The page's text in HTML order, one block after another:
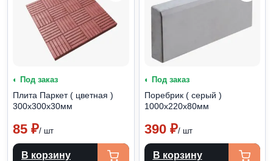
◐ Под заказ
Плита Паркет ( цветная )
300х300х30мм
85 ₽/ шт
В корзину
◐ Под заказ
Поребрик ( серый )
1000х220х80мм
390 ₽/ шт
В корзину